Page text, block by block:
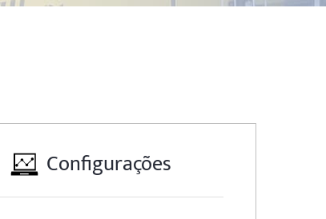
Configurações